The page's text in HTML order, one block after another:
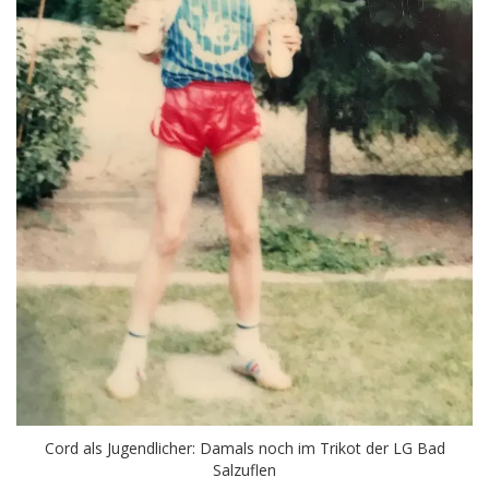
Cord als Jugendlicher: Damals noch im Trikot der LG Bad
Salzuflen